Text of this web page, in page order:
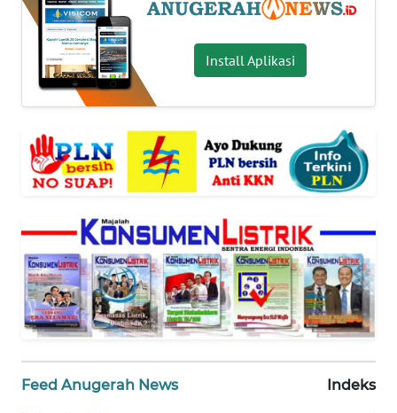
Install Aplikasi
Feed Anugerah News Indeks
WAHANA
SPORT
UMKM
WAHANA
WAHANA
PERSONA
WAHANA